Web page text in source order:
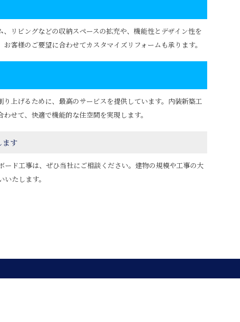
リビングなどの収納スペースの拡充や、機能性とデザイン性を
客様のご要望に合わせてカスタマイズリフォームも承ります。
上げるために、最高のサービスを提供しています。内装新築工
せて、快適で機能的な住空間を実現します。
ます
ド工事は、ぜひ当社にご相談ください。建物の規模や工事の大
たします。